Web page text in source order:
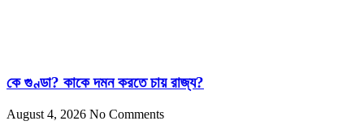
কে গুণ্ডা? কাকে দমন করতে চায় রাজ্য?
August 4, 2026 No Comments